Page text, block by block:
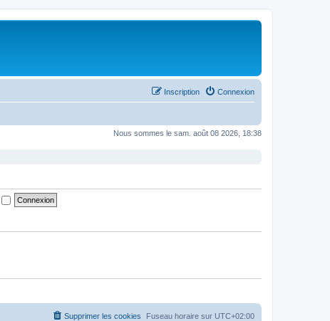
Connexion
Inscription
Nous sommes le sam. août 08 2026, 18:38
Fuseau horaire sur UTC+02:00
Supprimer les cookies